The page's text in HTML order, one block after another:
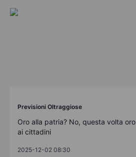
Previsioni Oltraggiose
Oro alla patria? No, questa volta oro
ai cittadini
2025-12-02 08:30